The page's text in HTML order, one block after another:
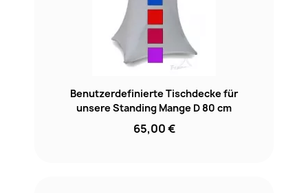
Benutzerdefinierte Tischdecke für
unsere Standing Mange D 80 cm
65,00 €